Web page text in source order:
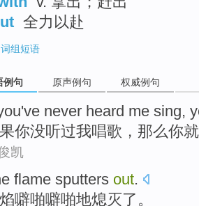
全力以赴
词组短语
例句 原声例句 权威例句
never heard me sing,
你没听过我唱歌 ， 那么你就
凯
flame sputters out.
噼啪噼啪地熄灭了。